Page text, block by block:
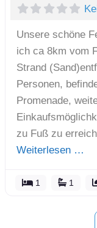
Unsere schöne
ich ca 8km vom
Strand
Personen,
Promenade,
zu Fuß zu
Weiterlesen …
1 1